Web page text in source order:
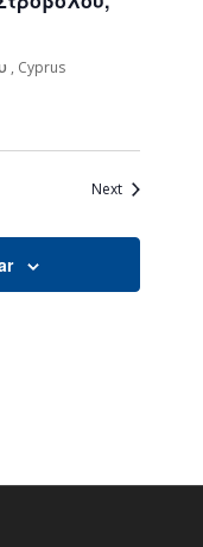
, Cyprus
NextEvents